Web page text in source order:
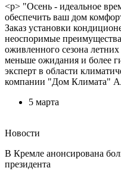
<p> "Осень - идеальное
обеспечить ваш дом
Заказ установки
неоспоримые
оживленного сезона летних
меньше ожидания и более
эксперт в области
компании "Дом Климата"
5 марта
Новости
В Кремле анонсирована
президента